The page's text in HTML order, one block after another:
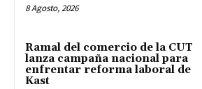
8 Agosto, 2026
Ramal del comercio de la CUT
lanza campaña nacional para
enfrentar reforma laboral de
Kast